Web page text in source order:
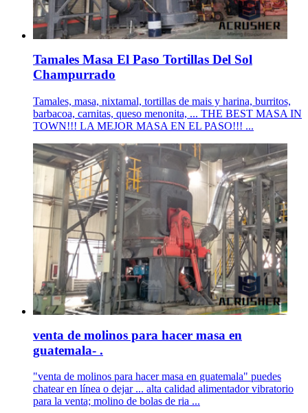
Tamales Masa El Paso Tortillas Del Sol
Champurrado
Tamales, masa, nixtamal, tortillas de mais y harina, burritos,
barbacoa, carnitas, queso menonita, ... THE BEST MASA IN
TOWN!!! LA MEJOR MASA EN EL PASO!!! ...
venta de molinos para hacer masa en
guatemala- .
"venta de molinos para hacer masa en guatemala" puedes
chatear en línea o dejar ... alta calidad alimentador vibratorio
para la venta; molino de bolas de ria ...